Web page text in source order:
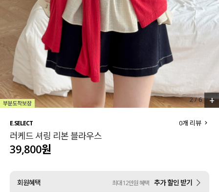
MADE
세트할인 ~30%
하객룩
살안타템
110사이즈
티셔츠
셔츠
니트
블라우스
팬츠
2/6 +
E.SELECT
러케드 셔링 리본 블라우스
0개 리뷰
39,800원
회원혜택 최대 12만원 혜택 추가 할인 받기